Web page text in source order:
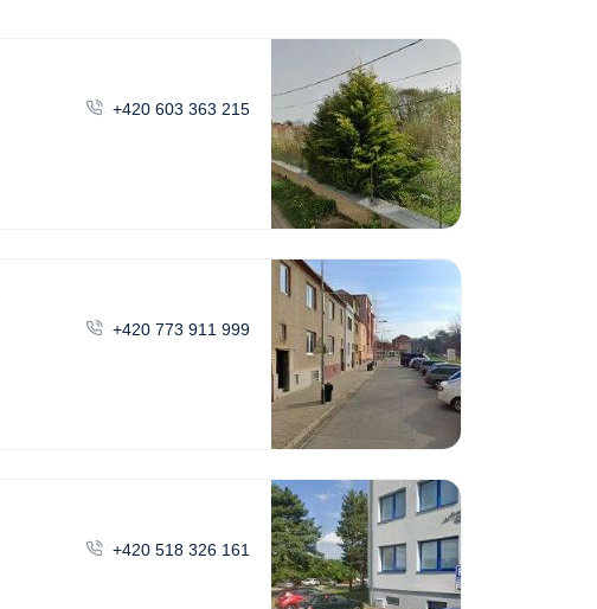
+420 603 363 215
+420 773 911 999
+420 518 326 161